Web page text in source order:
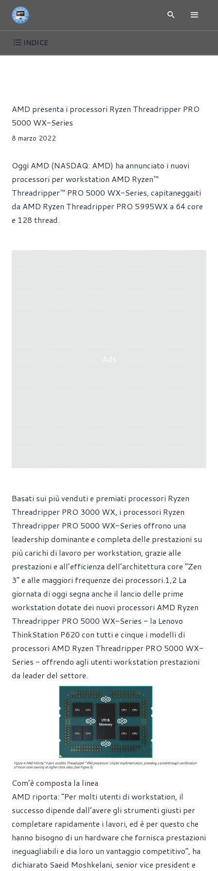
INDICE
AMD presenta i processori Ryzen Threadripper PRO
5000 WX-Series
8 marzo 2022
Oggi AMD (NASDAQ: AMD) ha annunciato i nuovi
processori per workstation AMD Ryzen™
Threadripper™ PRO 5000 WX-Series, capitaneggaiti
da AMD Ryzen Threadripper PRO 5995WX a 64 core
e 128 thread.
Basati sui più venduti e premiati processori Ryzen
Threadripper PRO 3000 WX, i processori Ryzen
Threadripper PRO 5000 WX-Series offrono una
leadership dominante e completa delle prestazioni su
più carichi di lavoro per workstation, grazie alle
prestazioni e all’efficienza dell’architettura core “Zen
3” e alle maggiori frequenze dei processori.1,2 La
giornata di oggi segna anche il lancio delle prime
workstation dotate dei nuovi processori AMD Ryzen
Threadripper PRO 5000 WX-Series - la Lenovo
ThinkStation P620 con tutti e cinque i modelli di
processori AMD Ryzen Threadripper PRO 5000 WX-
Series - offrendo agli utenti workstation prestazioni
da leader del settore.
Com’è composta la linea
AMD riporta: “Per molti utenti di workstation, il
successo dipende dall’avere gli strumenti giusti per
completare rapidamente i lavori, ed è per questo che
hanno bisogno di un hardware che fornisca prestazioni
ineguagliabili e dia loro un vantaggio competitivo”, ha
dichiarato Saeid Moshkelani, senior vice president e